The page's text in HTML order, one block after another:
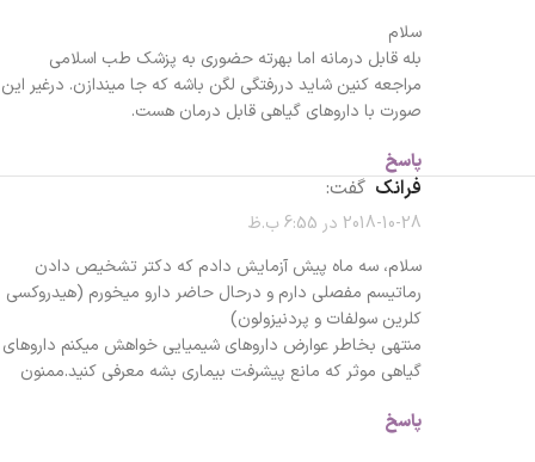
سلام
بله قابل درمانه اما بهرته حضوری به پزشک طب اسلامی
مراجعه کنین شاید دررفتگی لگن باشه که جا میندازن. درغیر این
صورت با داروهای گیاهی قابل درمان هست.
پاسخ
فرانک گفت:
2018-10-28 در 6:55 ب.ظ
سلام، سه ماه پیش آزمایش دادم که دکتر تشخیص دادن
رماتیسم مفصلی دارم و درحال حاضر دارو میخورم (هیدروکسی
کلرین سولفات و پردنیزولون)
منتهی بخاطر عوارض داروهای شیمیایی خواهش میکنم داروهای
گیاهی موثر که مانع پیشرفت بیماری بشه معرفی کنید.ممنون
پاسخ